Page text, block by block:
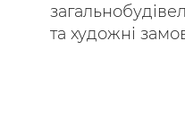
та художні